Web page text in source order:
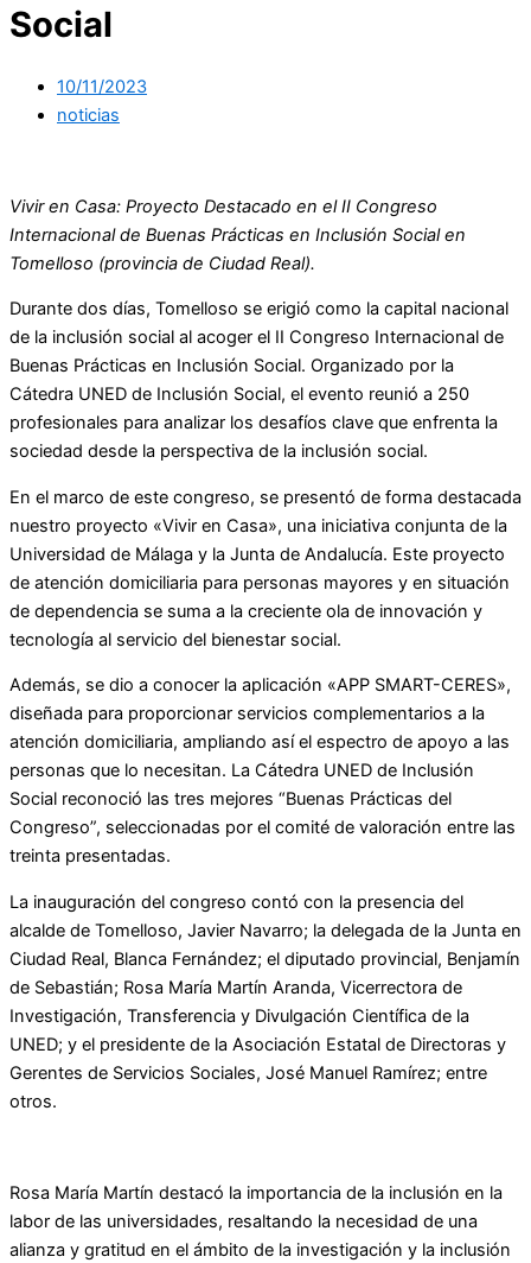
Social
10/11/2023
noticias
Vivir en Casa: Proyecto Destacado en el II Congreso
Internacional de Buenas Prácticas en Inclusión Social en
Tomelloso (provincia de Ciudad Real).
Durante dos días, Tomelloso se erigió como la capital nacional
de la inclusión social al acoger el II Congreso Internacional de
Buenas Prácticas en Inclusión Social. Organizado por la
Cátedra UNED de Inclusión Social, el evento reunió a 250
profesionales para analizar los desafíos clave que enfrenta la
sociedad desde la perspectiva de la inclusión social.
En el marco de este congreso, se presentó de forma destacada
nuestro proyecto «Vivir en Casa», una iniciativa conjunta de la
Universidad de Málaga y la Junta de Andalucía. Este proyecto
de atención domiciliaria para personas mayores y en situación
de dependencia se suma a la creciente ola de innovación y
tecnología al servicio del bienestar social.
Además, se dio a conocer la aplicación «APP SMART-CERES»,
diseñada para proporcionar servicios complementarios a la
atención domiciliaria, ampliando así el espectro de apoyo a las
personas que lo necesitan. La Cátedra UNED de Inclusión
Social reconoció las tres mejores “Buenas Prácticas del
Congreso”, seleccionadas por el comité de valoración entre las
treinta presentadas.
La inauguración del congreso contó con la presencia del
alcalde de Tomelloso, Javier Navarro; la delegada de la Junta en
Ciudad Real, Blanca Fernández; el diputado provincial, Benjamín
de Sebastián; Rosa María Martín Aranda, Vicerrectora de
Investigación, Transferencia y Divulgación Científica de la
UNED; y el presidente de la Asociación Estatal de Directoras y
Gerentes de Servicios Sociales, José Manuel Ramírez; entre
otros.
Rosa María Martín destacó la importancia de la inclusión en la
labor de las universidades, resaltando la necesidad de una
alianza y gratitud en el ámbito de la investigación y la inclusión